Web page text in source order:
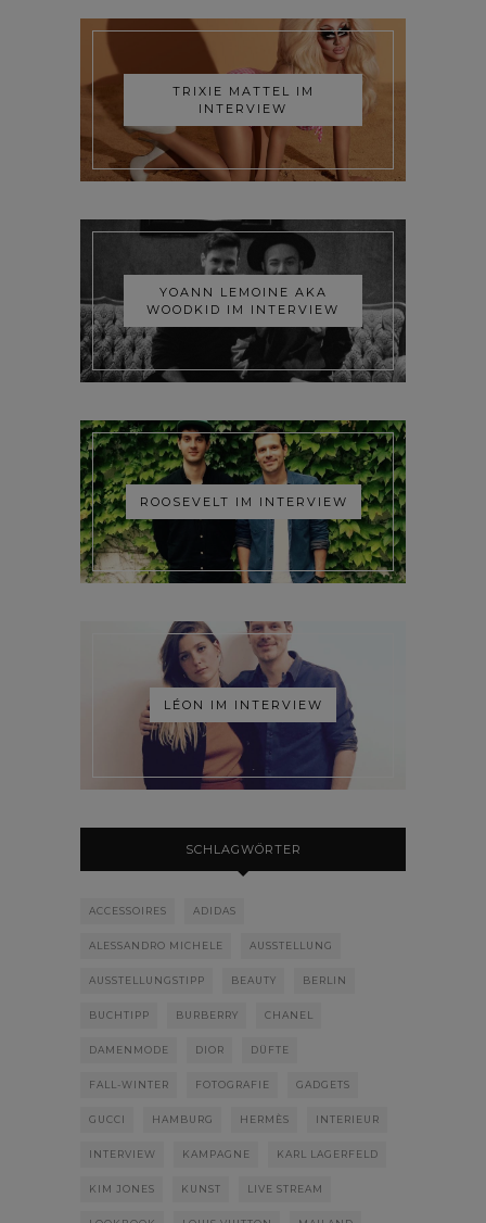
TRIXIE MATTEL IM
INTERVIEW
YOANN LEMOINE AKA
WOODKID IM INTERVIEW
ROOSEVELT IM INTERVIEW
LÉON IM INTERVIEW
SCHLAGWÖRTER
ACCESSOIRES ADIDAS
ALESSANDRO MICHELE AUSSTELLUNG
AUSSTELLUNGSTIPP BEAUTY BERLIN
BUCHTIPP BURBERRY CHANEL
DAMENMODE DIOR DÜFTE
FALL-WINTER FOTOGRAFIE GADGETS
GUCCI HAMBURG HERMÈS INTERIEUR
INTERVIEW KAMPAGNE KARL LAGERFELD
KIM JONES KUNST LIVE STREAM